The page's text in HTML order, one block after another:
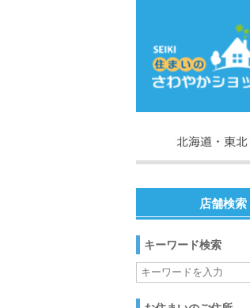
店舗検索
キーワード検索